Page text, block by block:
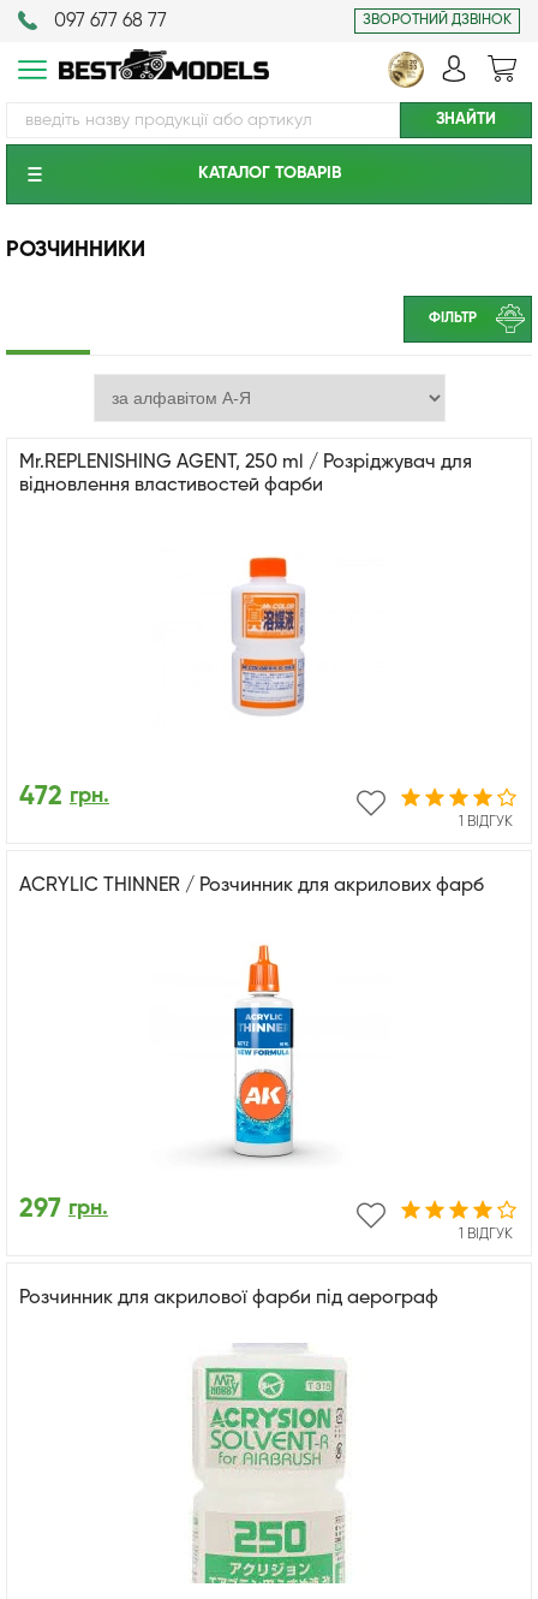
097 677 68 77 ЗВОРОТНИЙ ДЗВІНОК
КАТАЛОГ ТОВАРIВ
РОЗЧИННИКИ
ФІЛЬТР
Mr.REPLENISHING AGENT, 250 ml / Розріджувач для
відновлення властивостей фарби
1 ВІДГУК
472 грн.
ACRYLIC THINNER / Розчинник для акрилових фарб
1 ВІДГУК
297 грн.
Розчинник для акрилової фарби під аерограф